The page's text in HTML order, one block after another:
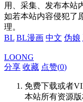
用、采集、发布本站
如若本站内容侵犯了
理。
BL BL漫画 中文 伪娘
LOONG
分享 收藏 点赞(0)
免费下载或者
本站所有资源